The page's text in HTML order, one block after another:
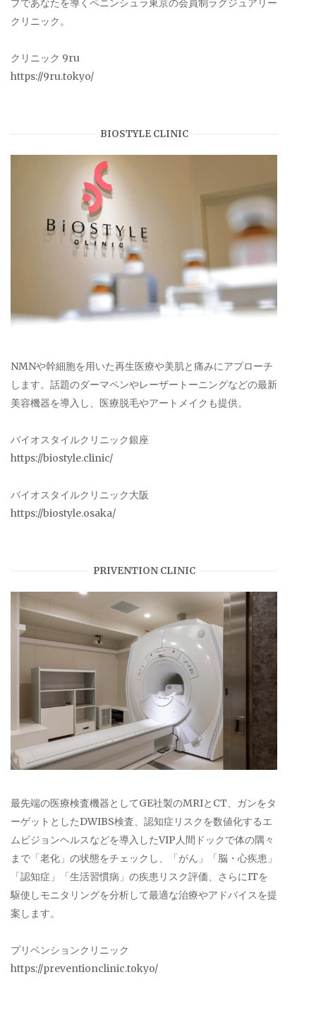
プであなたを導くペニンシュラ東京の会員制ラグジュアリー
クリニック。
クリニック 9ru
https://9ru.tokyo/
BIOSTYLE CLINIC
NMNや幹細胞を用いた再生医療や美肌と痛みにアプローチ
します。話題のダーマペンやレーザートーニングなどの最新
美容機器を導入し、医療脱毛やアートメイクも提供。
バイオスタイルクリニック銀座
https://biostyle.clinic/
バイオスタイルクリニック大阪
https://biostyle.osaka/
PRIVENTION CLINIC
最先端の医療検査機器としてGE社製のMRIとCT、ガンをタ
ーゲットとしたDWIBS検査、認知症リスクを数値化するエ
ムビジョンヘルスなどを導入したVIP人間ドックで体の隅々
まで「老化」の状態をチェックし、「がん」「脳・心疾患」
「認知症」「生活習慣病」の疾患リスク評価、さらにITを
駆使しモニタリングを分析して最適な治療やアドバイスを提
案します。
プリベンションクリニック
https://preventionclinic.tokyo/